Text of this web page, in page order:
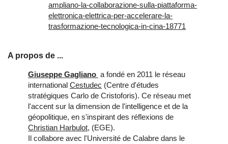
ampliano-la-collaborazione-sulla-piattaforma-
elettronica-elettrica-per-accelerare-la-
trasformazione-tecnologica-in-cina-18771
A propos de ...
Giuseppe Gagliano a fondé en 2011 le réseau
international Cestudec (Centre d'études
stratégiques Carlo de Cristoforis). Ce réseau met
l'accent sur la dimension de l'intelligence et de la
géopolitique, en s'inspirant des réflexions de
Christian Harbulot, (EGE).
Il collabore avec l'Université de Calabre dans le